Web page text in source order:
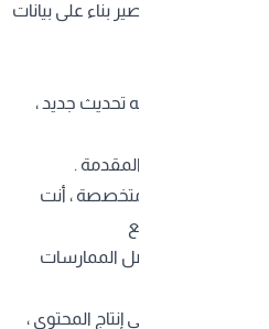
. كل هذا يصير بناء على بيانات
. كل يوم فيه تحديث جديد ،
يقدر يواكب هذي
هو اللي يبقى في المقدمة .
سوشيال ميديا
متخصصة ، أنت
. الشركة تتابع
، وتطبق أفضل الممارسات
.
الاصطناعي في إنتاج المحتوى ،